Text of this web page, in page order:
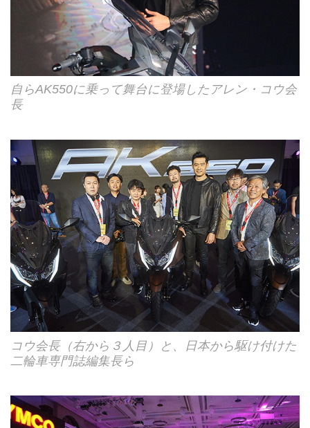
自らAK550に乗って舞台に登場したアレン・コウ会
長
コウ会長（右から３人目）と、日本から駆け付けた
二輪車専門誌編集長ら